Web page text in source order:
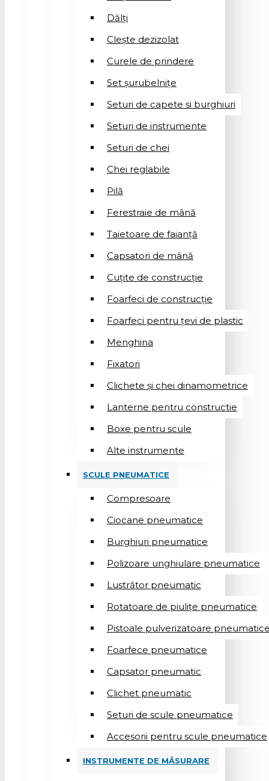
Dălți
Clește dezizolat
Curele de prindere
Set șurubelnițe
Seturi de capete si burghiuri
Seturi de instrumente
Seturi de chei
Chei reglabile
Pilă
Ferestraie de mână
Taietoare de faianță
Capsatori de mână
Cuțite de construcție
Foarfeci de construcție
Foarfeci pentru țevi de plastic
Menghina
Fixatori
Clichete și chei dinamometrice
Lanterne pentru constructie
Boxe pentru scule
Alte instrumente
SCULE PNEUMATICE
Compresoare
Ciocane pneumatice
Burghiuri pneumatice
Polizoare unghiulare pneumatice
Lustrător pneumatic
Rotatoare de piulițe pneumatice
Pistoale pulverizatoare
Foarfece pneumatice
Capsator pneumatic
Clichet pneumatic
Seturi de scule pneumatice
Accesorii pentru scule pneumatice
INSTRUMENTE DE MĂSURARE